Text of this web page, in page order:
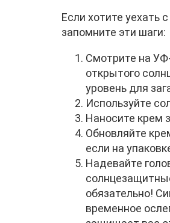
Если хотите уехать
запомните эти шаги:
Смотрите на
открытого
уровень для
Используйте
Наносите крем
Обновляйте
если на
Надевайте
обязательно!
временное